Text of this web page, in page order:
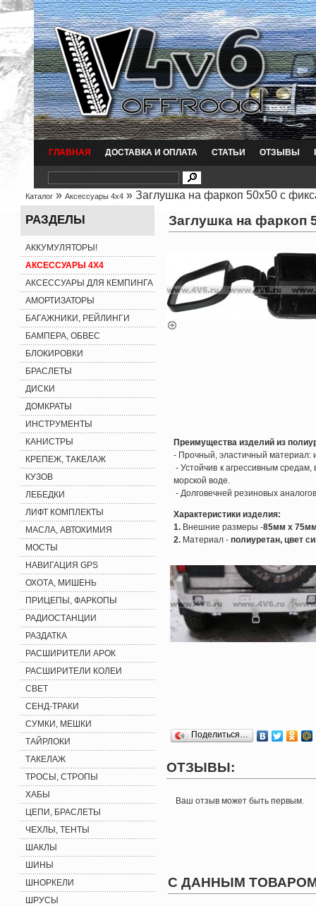
ГЛАВНАЯ ДОСТАВКА И ОПЛАТА СТАТЬИ ОТЗЫВЫ
Каталог » Аксессуары 4x4 » Заглушка на фаркоп 50х50 с
РАЗДЕЛЫ
АККУМУЛЯТОРЫ!
АКСЕССУАРЫ 4X4
АКСЕССУАРЫ ДЛЯ КЕМПИНГА
АМОРТИЗАТОРЫ
БАГАЖНИКИ, РЕЙЛИНГИ
БАМПЕРА, ОБВЕС
БЛОКИРОВКИ
БРАСЛЕТЫ
ДИСКИ
ДОМКРАТЫ
ИНСТРУМЕНТЫ
КАНИСТРЫ
КРЕПЕЖ, ТАКЕЛАЖ
КУЗОВ
ЛЕБЕДКИ
ЛИФТ КОМПЛЕКТЫ
МАСЛА, АВТОХИМИЯ
МОСТЫ
НАВИГАЦИЯ GPS
ОХОТА, МИШЕНЬ
ПРИЦЕПЫ, ФАРКОПЫ
РАДИОСТАНЦИИ
РАЗДАТКА
РАСШИРИТЕЛИ АРОК
РАСШИРИТЕЛИ КОЛЕИ
СВЕТ
СЕНД-ТРАКИ
СУМКИ, МЕШКИ
ТАЙРЛОКИ
ТАКЕЛАЖ
ТРОСЫ, СТРОПЫ
ХАБЫ
ЦЕПИ, БРАСЛЕТЫ
ЧЕХЛЫ, ТЕНТЫ
ШАКЛЫ
ШИНЫ
ШНОРКЕЛИ
ШРУСЫ
Заглушка на фаркоп
Преимущества изделий из
- Прочный, эластичный материал:
- Устойчив к агрессивным
морской воде.
- Долговечней резиновых
Характеристики изделия:
1. Внешние размеры -85мм х
2. Материал - полиуретан, цвет
Поделиться…
ОТЗЫВЫ:
Ваш отзыв может быть первым.
С ДАННЫМ